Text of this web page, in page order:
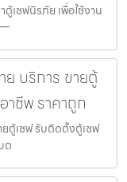
เซฟนิรภัย เพื่อใช้งาน
—
ย บริการ ขายตู้
ชีพ ราคาถูก
ยตู้เซฟ รับติดตั้งตู้เซฟ
ต